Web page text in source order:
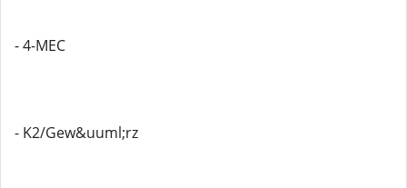
- 4-MEC
- K2/Gew&uuml;rz